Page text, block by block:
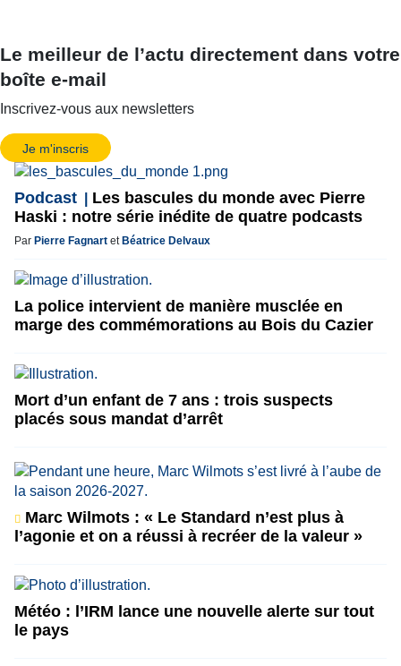
Le meilleur de l’actu directement dans votre
boîte e-mail
Inscrivez-vous aux newsletters
Je m'inscris
Podcast
Les bascules du monde avec Pierre
Haski : notre série inédite de quatre podcasts
Par Pierre Fagnart et Béatrice Delvaux
La police intervient de manière musclée en
marge des commémorations au Bois du Cazier
Mort d’un enfant de 7 ans : trois suspects
placés sous mandat d’arrêt
Marc Wilmots : « Le Standard n’est plus à
l’agonie et on a réussi à recréer de la valeur »
Météo : l’IRM lance une nouvelle alerte sur tout
le pays